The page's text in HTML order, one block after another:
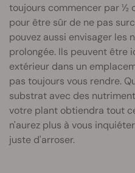
toujours commencer par ½
pour être sûr de ne pas
pouvez aussi envisager les
prolongée. Ils peuvent être
extérieur dans un
pas toujours vous rendre.
substrat avec des
votre plant obtiendra tout
n'aurez plus à vous
juste d'arroser.